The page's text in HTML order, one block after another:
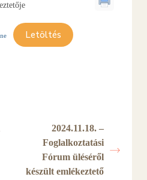
Letöltés
2024.11.18. –
Foglalkoztatási
Fórum üléséről
készült emlékeztető